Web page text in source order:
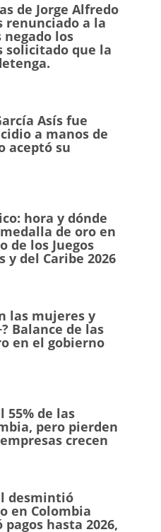
de Jorge Alfredo
renunciado a la
negado los
solicitado que la
Asís fue
a manos de
aceptó su
hora y dónde
de oro en
de los Juegos
y del Caribe 2026
las mujeres y
Balance de las
en el gobierno
55% de las
pero pierden
crecen
desmintió
en Colombia
hasta 2026,